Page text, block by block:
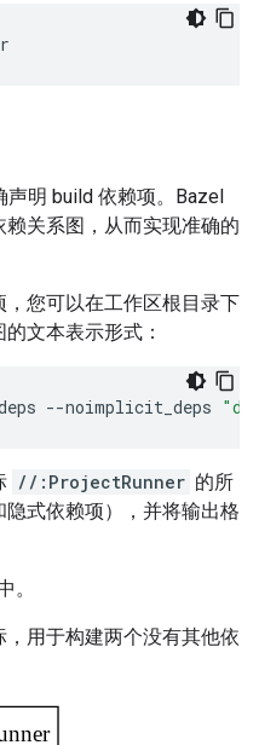
声明 build 依赖项。Bazel
关系图，从而实现准确的
您可以在工作区根目录下
文本表示形式：
--noimplicit_deps
//:ProjectRunner 的所
式依赖项），并将输出格
。
用于构建两个没有其他依